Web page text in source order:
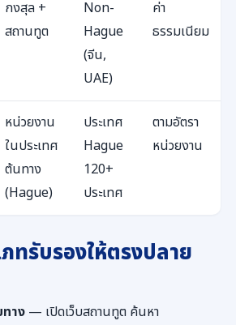
กงสุล +
สถานทูต
Non-
Hague
(จีน,
UAE)
ค่า
ธรรมเนียม
หน่วยงาน
ในประเทศ
ต้นทาง
(Hague)
ประเทศ
Hague
120+
ประเทศ
ตามอัตรา
หน่วยงาน
ภทรับรองให้ตรงปลาย
ทาง — เปิดเว็บสถานทูต ค้นหา